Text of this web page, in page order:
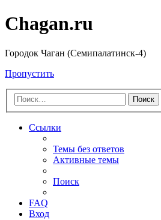
Chagan.ru
Городок Чаган (Семипалатинск-4)
Пропустить
Поиск
Ссылки
Темы без ответов
Активные темы
Поиск
FAQ
Вход